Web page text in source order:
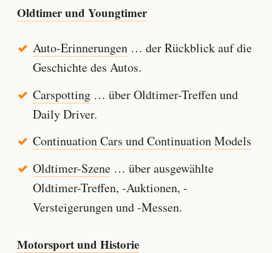
Oldtimer und Youngtimer
Auto-Erinnerungen… der Rückblick auf die
Geschichte des Autos.
Carspotting… über Oldtimer-Treffen und
Daily Driver.
Continuation Cars und Continuation Models
Oldtimer-Szene… über ausgewählte
Oldtimer-Treffen, -Auktionen, -
Versteigerungen und -Messen.
Motorsport und Historie